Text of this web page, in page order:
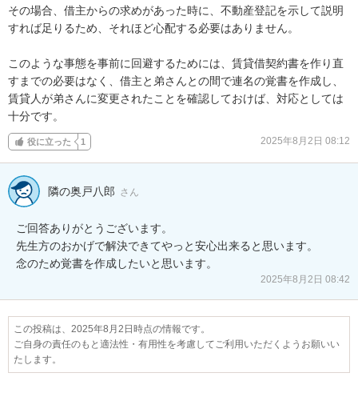
その場合、借主からの求めがあった時に、不動産登記を示して説明
すれば足りるため、それほど心配する必要はありません。
このような事態を事前に回避するためには、賃貸借契約書を作り直
すまでの必要はなく、借主と弟さんとの間で連名の覚書を作成し、
賃貸人が弟さんに変更されたことを確認しておけば、対応としては
十分です。
役に立った 1 2025年8月2日 08:12
隣の奥戸八郎 さん
ご回答ありがとうございます。
先生方のおかげで解決できてやっと安心出来ると思います。
念のため覚書を作成したいと思います。
2025年8月2日 08:42
この投稿は、2025年8月2日時点の情報です。
ご自身の責任のもと適法性・有用性を考慮してご利用いただくようお願いい
たします。